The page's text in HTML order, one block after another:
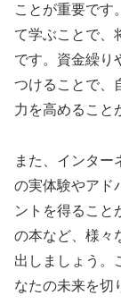
ことが重要です
て学ぶことで、
です。資金繰り
つけることで、
力を高めること
また、インター
の実体験やアド
ントを得ること
の本など、様々
出しましょう。
なたの未来を切